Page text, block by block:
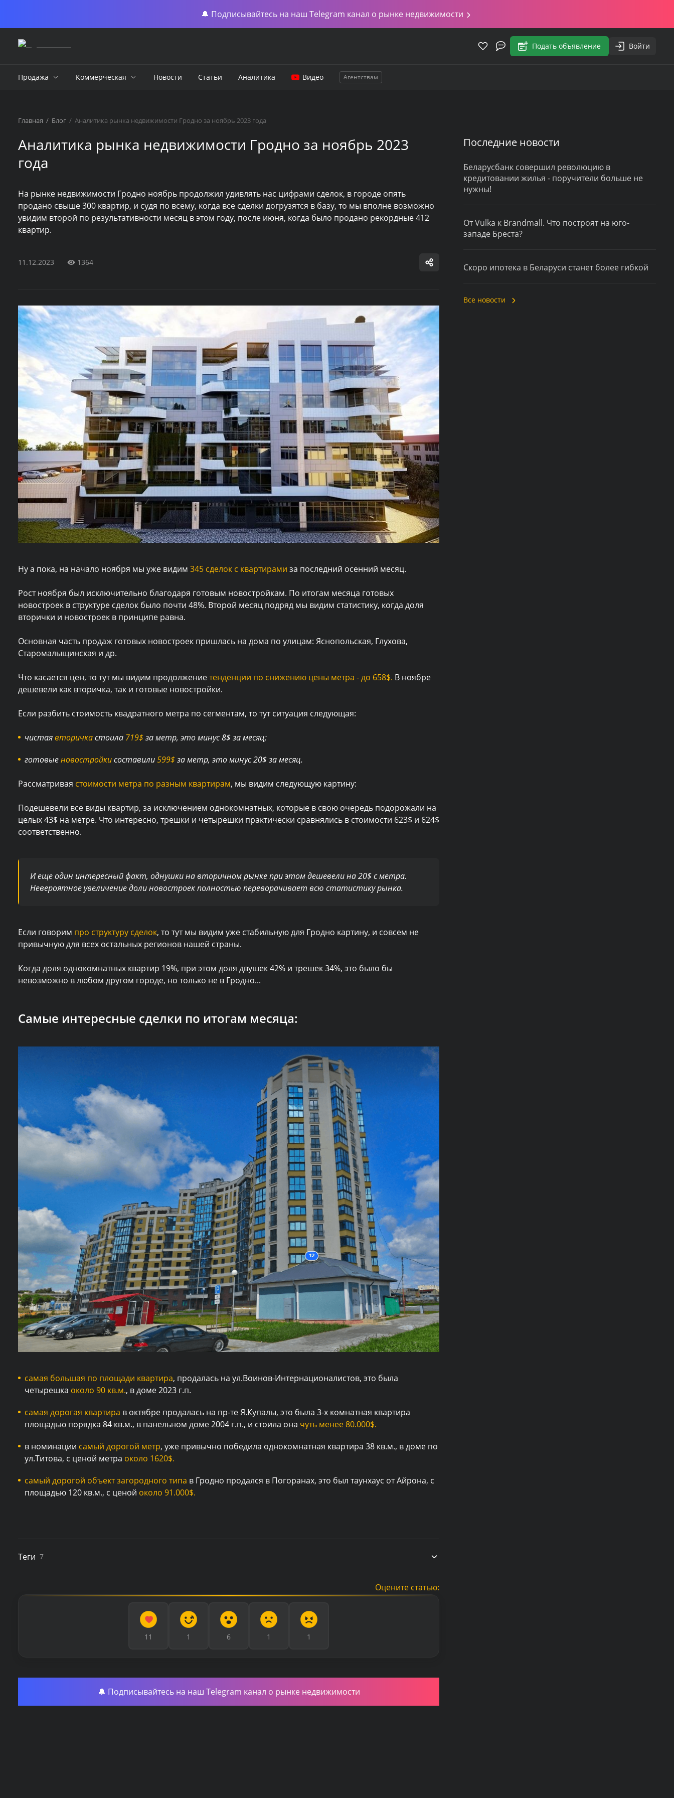
🔔 Подписывайтесь на наш Telegram канал о рынке недвижимости
Подать объявление Войти
Продажа Коммерческая Новости Статьи Аналитика Видео Агентствам
Главная / Блог / Аналитика рынка недвижимости Гродно за ноябрь 2023 года
Аналитика рынка недвижимости Гродно за ноябрь 2023
года
На рынке недвижимости Гродно ноябрь продолжил удивлять нас цифрами сделок, в городе опять
продано свыше 300 квартир, и судя по всему, когда все сделки догрузятся в базу, то мы вполне возможно
увидим второй по результативности месяц в этом году, после июня, когда было продано рекордные 412
квартир.
11.12.2023 1364
Ну а пока, на начало ноября мы уже видим 345 сделок с квартирами за последний осенний месяц.
Рост ноября был исключительно благодаря готовым новостройкам. По итогам месяца готовых
новостроек в структуре сделок было почти 48%. Второй месяц подряд мы видим статистику, когда доля
вторички и новостроек в принципе равна.
Основная часть продаж готовых новостроек пришлась на дома по улицам: Яснопольская, Глухова,
Старомалыщинская и др.
Что касается цен, то тут мы видим продолжениетенденции по снижению цены метра - до 658$. В ноябре
дешевели как вторичка, так и готовые новостройки.
Если разбить стоимость квадратного метра по сегментам, то тут ситуация следующая:
чистаявторичкастоила 719$за метр, это минус 8$ за месяц;
готовыеновостройкисоставили599$за метр, это минус 20$ за месяц.
Рассматривая стоимости метра по разным квартирам, мы видим следующую картину:
Подешевели все виды квартир, за исключением однокомнатных, которые в свою очередь подорожали на
целых 43$ на метре. Что интересно, трешки и четырешки практически сравнялись в стоимости 623$ и 624$
соответственно.
И еще один интересный факт, однушки на вторичном рынке при этом дешевели на 20$ с метра.
Невероятное увеличение доли новостроек полностью переворачивает всю статистику рынка.
Если говорим про структуру сделок, то тут мы видим уже стабильную для Гродно картину, и совсем не
привычную для всех остальных регионов нашей страны.
Когда доля однокомнатных квартир 19%, при этом доля двушек 42% и трешек 34%, это было бы
невозможно в любом другом городе, но только не в Гродно...
Самые интересные сделки по итогам месяца:
самая большая по площади квартира, продалась на ул.Воинов-Интернационалистов, это была
четырешка около 90 кв.м., в доме 2023 г.п.
самая дорогая квартира в октябре продалась на пр-те Я.Купалы, это была 3-х комнатная квартира
площадью порядка 84 кв.м., в панельном доме 2004 г.п., и стоила она чуть менее 80.000$.
в номинации самый дорогой метр, уже привычно победила однокомнатная квартира 38 кв.м., в доме по
ул.Титова, с ценой метра около 1620$.
самый дорогой объект загородного типа в Гродно продался в Погоранах, это был таунхаус от Айрона, с
площадью 120 кв.м., с ценой около 91.000$.
Теги 7
Оцените статью:
11 1 6 1 1
🔔 Подписывайтесь на наш Telegram канал о рынке недвижимости
Последние новости
Беларусбанк совершил революцию в
кредитовании жилья - поручители больше не
нужны!
От Vulka к Brandmall. Что построят на юго-
западе Бреста?
Скоро ипотека в Беларуси станет более гибкой
Все новости